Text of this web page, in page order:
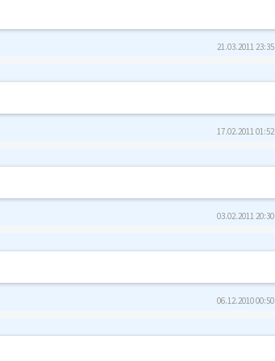
21.03.2011 23:35
17.02.2011 01:52
03.02.2011 20:30
06.12.2010 00:50